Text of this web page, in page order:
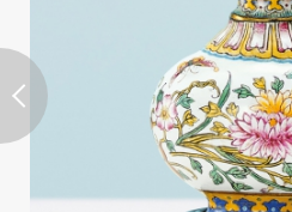
Jen
Taipei